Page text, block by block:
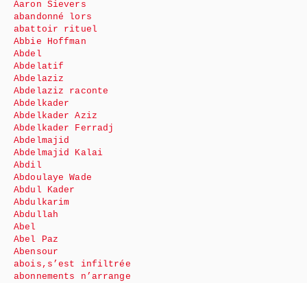
Aaron Sievers
abandonné lors
abattoir rituel
Abbie Hoffman
Abdel
Abdelatif
Abdelaziz
Abdelaziz raconte
Abdelkader
Abdelkader Aziz
Abdelkader Ferradj
Abdelmajid
Abdelmajid Kalai
Abdil
Abdoulaye Wade
Abdul Kader
Abdulkarim
Abdullah
Abel
Abel Paz
Abensour
abois,s’est infiltrée
abonnements n’arrange